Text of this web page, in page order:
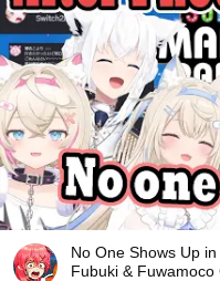
No One Shows Up
Fubuki &